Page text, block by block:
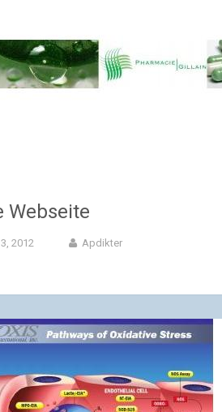
Webseite
2012 Apdikter